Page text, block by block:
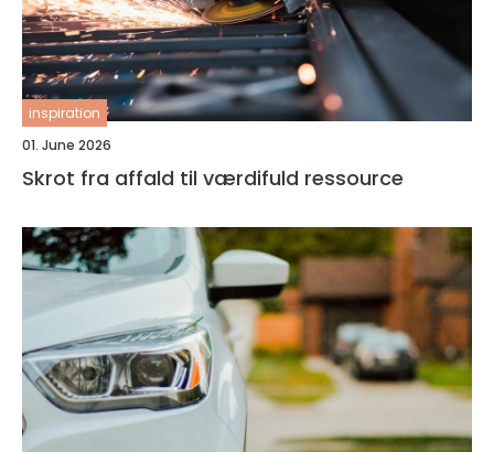
inspiration
01. June 2026
Skrot fra affald til værdifuld ressource